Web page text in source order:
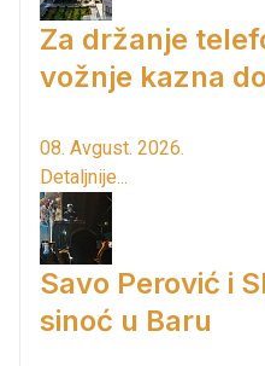
Za držanje
vožnje kazna
08. Avgust. 2026.
Detaljnije...
Savo Perović i
sinoć u Baru